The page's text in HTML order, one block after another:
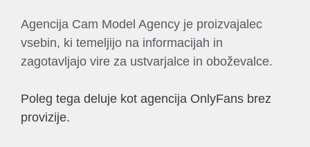
Agencija Cam Model Agency je proizvajalec
vsebin, ki temeljijo na informacijah in
zagotavljajo vire za ustvarjalce in oboževalce.
Poleg tega deluje kot agencija OnlyFans brez
provizije.